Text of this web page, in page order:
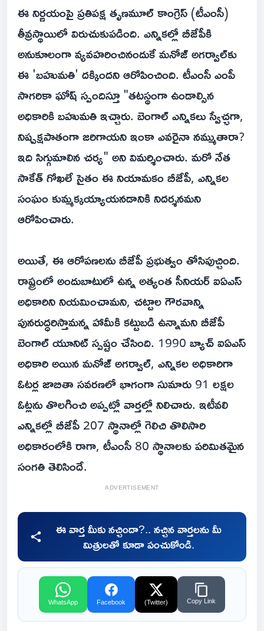
ఈ నిర్ణయంపై ప్రతిపక్ష తృణమూల్ కాంగ్రెస్ (టీఎంసీ)
తీవ్రస్థాయిలో విరుచుకుపడింది. ఎన్నికల్లో బీజేపీకి
అనుకూలంగా వ్యవహరించినందుకే మనోజ్ అగర్వాల్‌కు
ఈ 'బహుమతి' దక్కిందని ఆరోపించింది. టీఎంసీ ఎంపీ
సాగరికా ఘోష్ స్పందిస్తూ "తటస్థంగా ఉండాల్సిన
అధికారికి బహుమతి ఇచ్చారు. బెంగాల్ ఎన్నికలు స్వేచ్ఛగా,
నిష్పక్షపాతంగా జరిగాయని ఇంకా ఎవరైనా నమ్ముతారా?
ఇది సిగ్గుమాలిన చర్య" అని విమర్శించారు. మరో నేత
సాకేత్ గోఖలే సైతం ఈ నియామకం బీజేపీ, ఎన్నికల
సంఘం కుమ్మక్కయ్యాయనడానికి నిదర్శనమని
ఆరోపించారు.
అయితే, ఈ ఆరోపణలను బీజేపీ ప్రభుత్వం తోసిపుచ్చింది.
రాష్ట్రంలో అందుబాటులో ఉన్న అత్యంత సీనియర్ ఐఏఎస్
అధికారిని నియమించామని, చట్టాల గౌరవాన్ని
పునరుద్ధరిస్తామన్న హామీకి కట్టుబడి ఉన్నామని బీజేపీ
బెంగాల్ యూనిట్ స్పష్టం చేసింది. 1990 బ్యాచ్ ఐఏఎస్
అధికారి అయిన మనోజ్ అగర్వాల్, ఎన్నికల అధికారిగా
ఓటర్ల జాబితా సవరణలో భాగంగా సుమారు 91 లక్షల
ఓట్లను తొలగించి అప్పట్లో వార్తల్లో నిలిచారు. ఇటీవలి
ఎన్నికల్లో బీజేపీ 207 స్థానాల్లో గెలిచి తొలిసారి
అధికారంలోకి రాగా, టీఎంసీ 80 స్థానాలకు పరిమితమైన
సంగతి తెలిసిందే.
ADVERTISEMENT
ఈ వార్త మీకు నచ్చిందా?.. నచ్చిన వార్తలను మీ
మిత్రులతో కూడా పంచుకోండి.
WhatsApp Facebook (Twitter) Copy Link